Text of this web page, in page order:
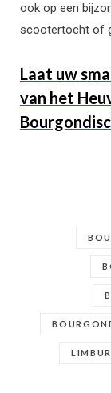
ook op een
scootertocht of
Laat uw
van het